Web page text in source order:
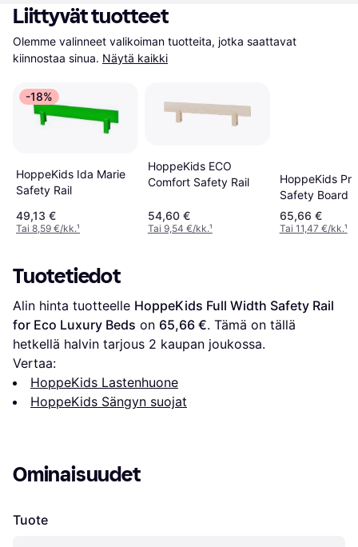
Liittyvät tuotteet
Olemme valinneet valikoiman tuotteita, jotka saattavat
kiinnostaa sinua. Näytä kaikki
-18%
HoppeKids Ida Marie
Safety Rail
49,13 €
Tai 8,59 €/kk.¹
HoppeKids ECO
Comfort Safety Rail
54,60 €
Tai 9,54 €/kk.¹
HoppeKids
Safety Board
65,66 €
Tai 11,47 €/kk.¹
Tuotetiedot
Alin hinta tuotteelle HoppeKids Full Width Safety Rail
for Eco Luxury Beds on 65,66 €. Tämä on tällä
hetkellä halvin tarjous 2 kaupan joukossa.
Vertaa:
HoppeKids Lastenhuone
HoppeKids Sängyn suojat
Ominaisuudet
Tuote